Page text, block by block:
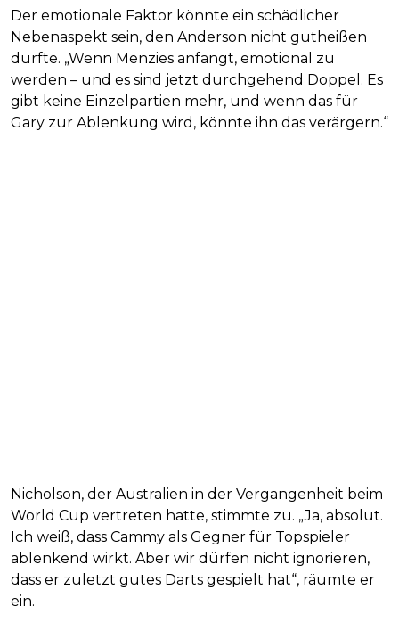
Der emotionale Faktor könnte ein schädlicher
Nebenaspekt sein, den Anderson nicht gutheißen
dürfte. „Wenn Menzies anfängt, emotional zu
werden – und es sind jetzt durchgehend Doppel. Es
gibt keine Einzelpartien mehr, und wenn das für
Gary zur Ablenkung wird, könnte ihn das verärgern.“
Nicholson, der Australien in der Vergangenheit beim
World Cup vertreten hatte, stimmte zu. „Ja, absolut.
Ich weiß, dass Cammy als Gegner für Topspieler
ablenkend wirkt. Aber wir dürfen nicht ignorieren,
dass er zuletzt gutes Darts gespielt hat“, räumte er
ein.